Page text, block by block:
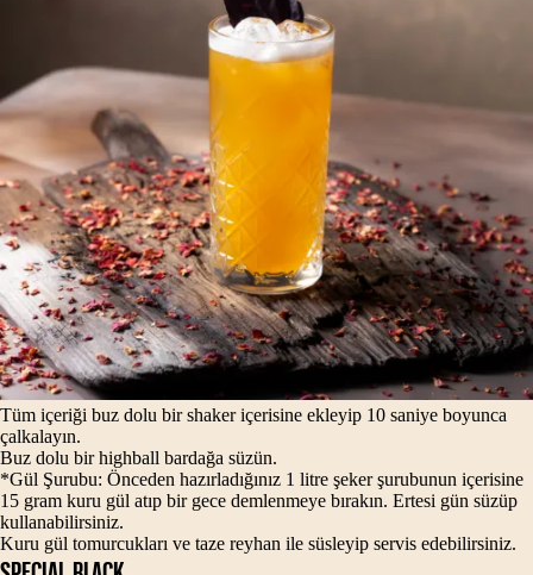
Tüm içeriği buz dolu bir shaker içerisine ekleyip 10 saniye boyunca
çalkalayın.
Buz dolu bir highball bardağa süzün.
*Gül Şurubu: Önceden hazırladığınız 1 litre şeker şurubunun içerisine
15 gram kuru gül atıp bir gece demlenmeye bırakın. Ertesi gün süzüp
kullanabilirsiniz.
Kuru gül tomurcukları ve taze reyhan ile süsleyip servis edebilirsiniz.